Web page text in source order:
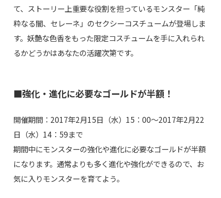
て、ストーリー上重要な役割を担っているモンスター「純
粋なる闇、セレーネ」のセクシーコスチュームが登場しま
す。妖艶な色香をもった限定コスチュームを手に入れられ
るかどうかはあなたの活躍次第です。
■強化・進化に必要なゴールドが半額！
開催期間：2017年2月15日（水）15：00～2017年2月22
日（水）14：59まで
期間中にモンスターの強化や進化に必要なゴールドが半額
になります。通常よりも多く進化や強化ができるので、お
気に入りモンスターを育てよう。